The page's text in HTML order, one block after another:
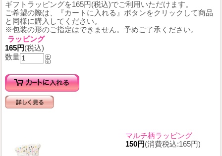
ギフトラッピングを165円(税込)でご利用いただけます。
ご希望の際は、『カートに入れる』ボタンをクリックして商品
と同様に購入してください。
※包装の形のご指定はできません。予めご了承ください。
ラッピング
165円(税込)
数量
マルチ柄ラッピング
150円(消費税込:165円)